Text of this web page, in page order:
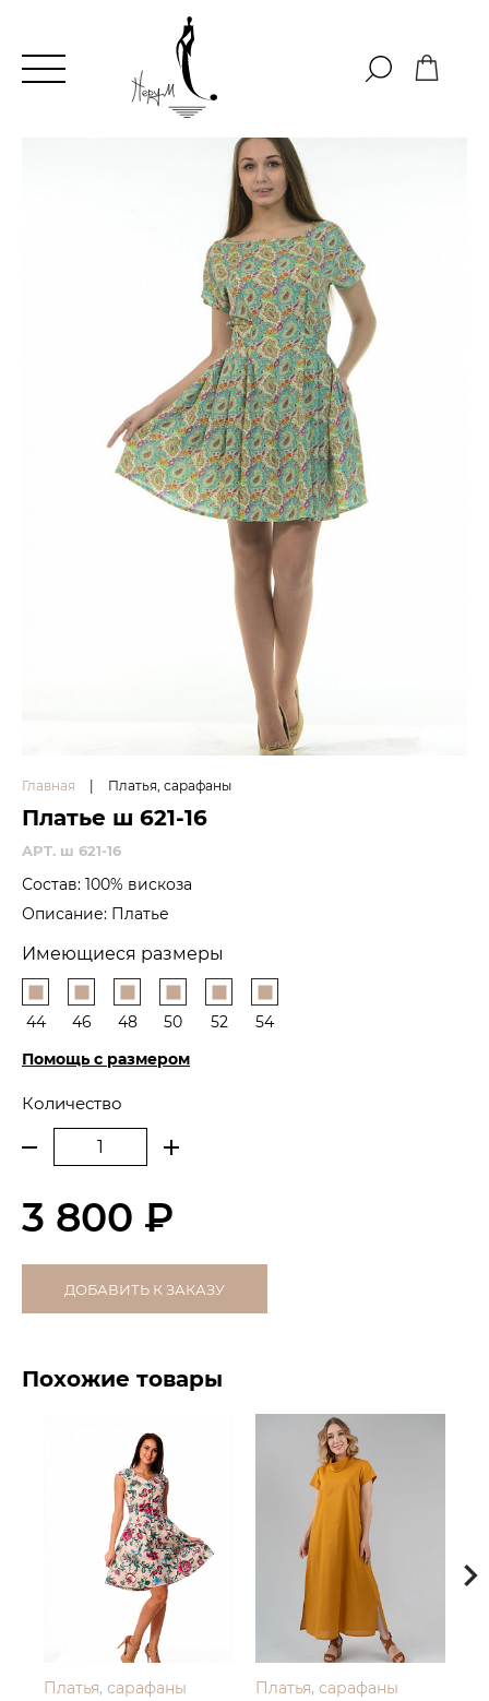
Главная Платья, сарафаны
Платье ш 621-16
APT. ш 621-16
Состав: 100% вискоза
Описание: Платье
Имеющиеся размеры
44 46 48 50 52
54
Помощь с размером
Количество
3 800 ₽
ДОБАВИТЬ К ЗАКАЗУ
Похожие товары
Платья, сарафаны
Платья, сарафаны